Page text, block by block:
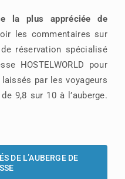
la plus appréciée de
les commentaires sur
réservation spécialisé
HOSTELWORLD pour
par les voyageurs
9,8 sur 10 à l’auberge.
DE L’AUBERGE DE